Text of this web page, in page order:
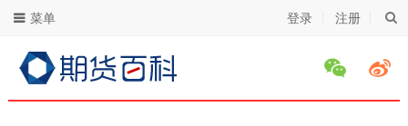
登录 注册
菜单